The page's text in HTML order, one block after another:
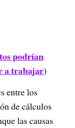
podrían
a trabajar)
entre los
de cálculos
las causas